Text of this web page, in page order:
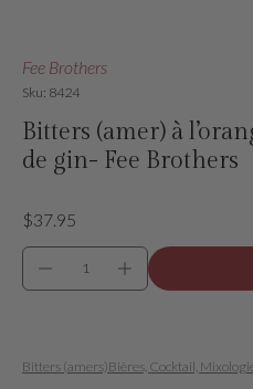
Fee Brothers
Sku: 8424
Bitters (amer) à
de gin- Fee Brothers
$37.95
Bitters (amers)Bières, Cocktail,